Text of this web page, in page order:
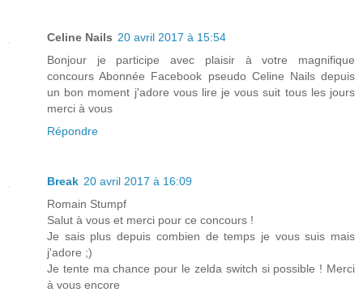
Celine Nails 20 avril 2017 à 15:54
Bonjour je participe avec plaisir à votre magnifique
concours Abonnée Facebook pseudo Celine Nails depuis
un bon moment j'adore vous lire je vous suit tous les jours
merci à vous
Répondre
Break 20 avril 2017 à 16:09
Romain Stumpf
Salut à vous et merci pour ce concours !
Je sais plus depuis combien de temps je vous suis mais
j'adore ;)
Je tente ma chance pour le zelda switch si possible ! Merci
à vous encore